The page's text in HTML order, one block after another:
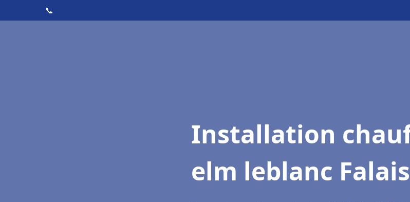
📞
Installation
elm leblanc